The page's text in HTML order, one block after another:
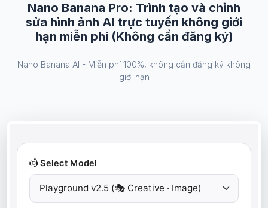
Nano Banana Pro: Trình tạo và chỉnh
sửa hình ảnh AI trực tuyến không giới
hạn miễn phí (Không cần đăng ký)
Nano Banana AI - Miễn phí 100%, không cần đăng ký không
giới hạn